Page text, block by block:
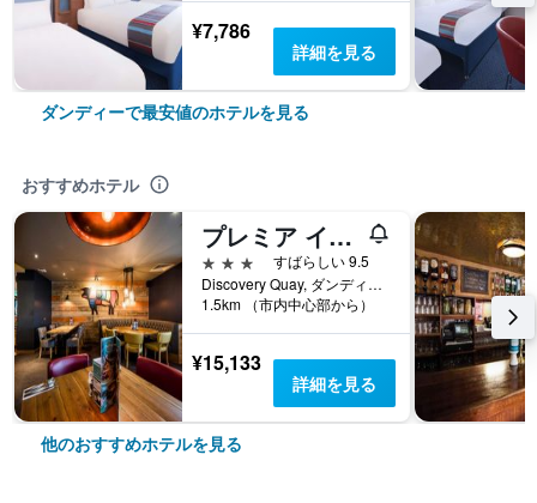
¥7,786
詳細を見る
ダンディーで最安値のホテルを見る
おすすめホテル
プレミア イン ダンディー センター
3つ星
すばらしい 9.5
Discovery Quay, ダンディー, イギリス
1.5km （市内中心部から）
¥15,133
詳細を見る
他のおすすめホテルを見る